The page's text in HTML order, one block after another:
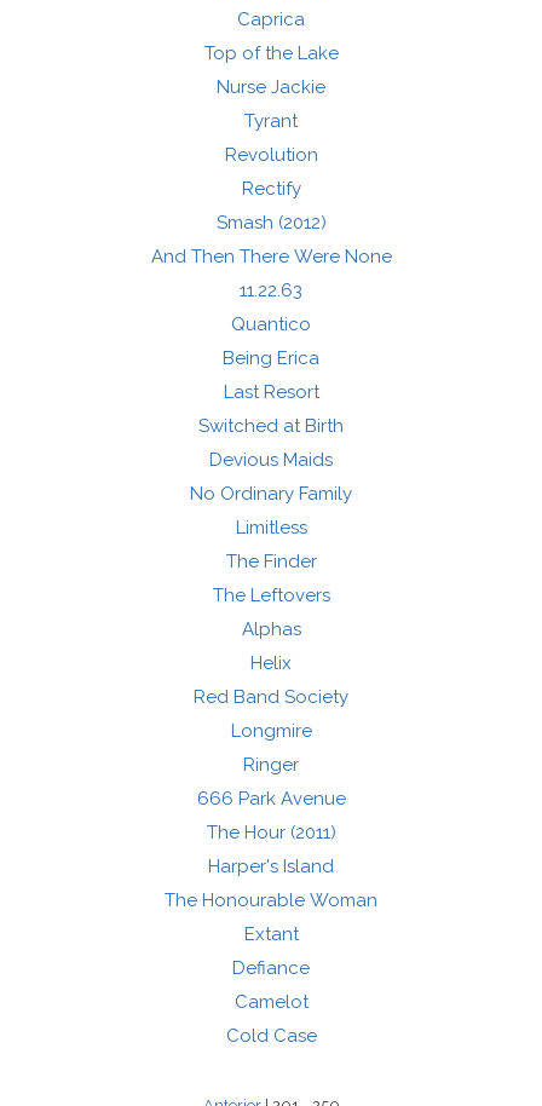
Caprica
Top of the Lake
Nurse Jackie
Tyrant
Revolution
Rectify
Smash (2012)
And Then There Were None
11.22.63
Quantico
Being Erica
Last Resort
Switched at Birth
Devious Maids
No Ordinary Family
Limitless
The Finder
The Leftovers
Alphas
Helix
Red Band Society
Longmire
Ringer
666 Park Avenue
The Hour (2011)
Harper's Island
The Honourable Woman
Extant
Defiance
Camelot
Cold Case